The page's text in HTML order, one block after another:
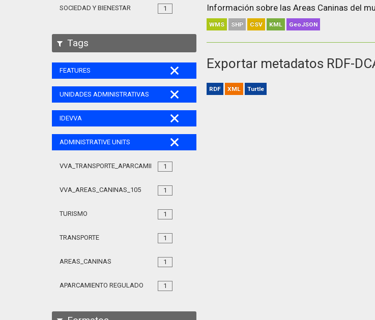
1
SOCIEDAD Y BIENESTAR
Tags
FEATURES
UNIDADES ADMINISTRATIVAS
IDEVVA
ADMINISTRATIVE UNITS
1
VVA_TRANSPORTE_APARCAMIENTO_REGULADO_105
1
VVA_AREAS_CANINAS_105
1
TURISMO
1
TRANSPORTE
1
AREAS_CANINAS
1
APARCAMIENTO REGULADO
Información sobre las Areas Caninas del
WMS SHP CSV KML GeoJSON
Exportar metadatos RDF-
RDF XML Turtle